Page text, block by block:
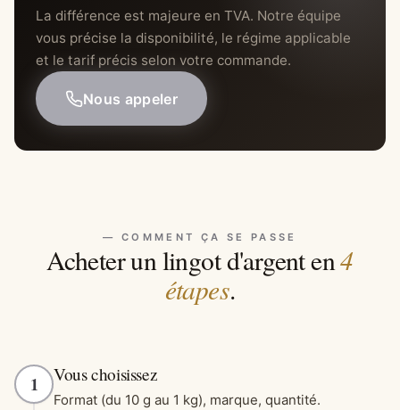
La différence est majeure en TVA. Notre équipe
vous précise la disponibilité, le régime applicable
et le tarif précis selon votre commande.
Nous appeler
— COMMENT ÇA SE PASSE
Acheter un lingot d'argent en4
étapes.
1 Vous choisissez
Format (du 10 g au 1 kg), marque, quantité.